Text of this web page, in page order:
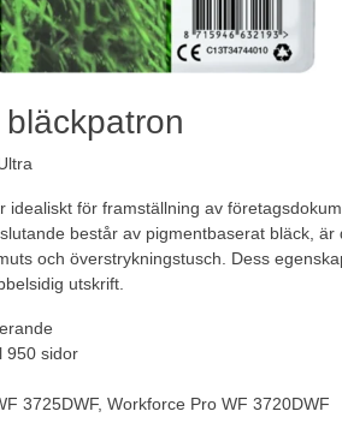
idealiskt för framställning av
består av pigmentbaserat bläck, är
och överstrykningstusch. Dess
utskrift.
950 sidor
3725DWF, Workforce Pro WF 3720DWF